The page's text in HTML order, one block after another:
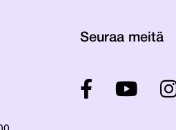
Seuraa meitä